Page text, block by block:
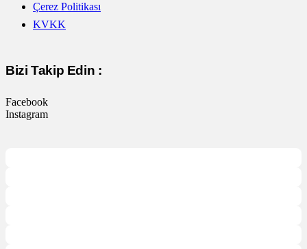
Çerez Politikası
KVKK
Bizi Takip Edin :
Facebook
Instagram